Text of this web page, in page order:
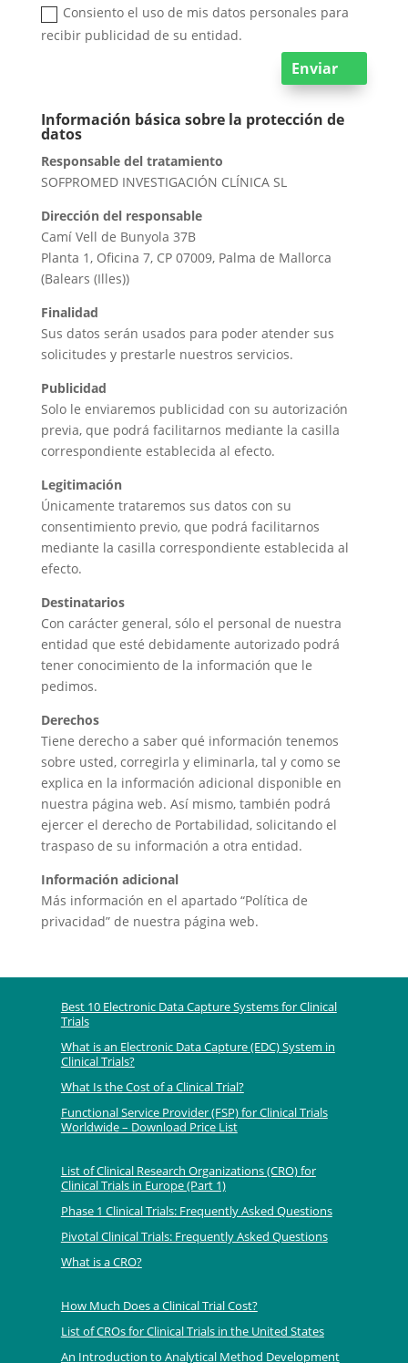
Consiento el uso de mis datos personales para
recibir publicidad de su entidad.
Enviar
Información básica sobre la protección de
datos
Responsable del tratamiento
SOFPROMED INVESTIGACIÓN CLÍNICA SL
Dirección del responsable
Camí Vell de Bunyola 37B
Planta 1, Oficina 7, CP 07009, Palma de Mallorca
(Balears (Illes))
Finalidad
Sus datos serán usados para poder atender sus
solicitudes y prestarle nuestros servicios.
Publicidad
Solo le enviaremos publicidad con su autorización
previa, que podrá facilitarnos mediante la casilla
correspondiente establecida al efecto.
Legitimación
Únicamente trataremos sus datos con su
consentimiento previo, que podrá facilitarnos
mediante la casilla correspondiente establecida al
efecto.
Destinatarios
Con carácter general, sólo el personal de nuestra
entidad que esté debidamente autorizado podrá
tener conocimiento de la información que le
pedimos.
Derechos
Tiene derecho a saber qué información tenemos
sobre usted, corregirla y eliminarla, tal y como se
explica en la información adicional disponible en
nuestra página web. Así mismo, también podrá
ejercer el derecho de Portabilidad, solicitando el
traspaso de su información a otra entidad.
Información adicional
Más información en el apartado “Política de
privacidad” de nuestra página web.
Best 10 Electronic Data Capture Systems for Clinical
Trials
What is an Electronic Data Capture (EDC) System in
Clinical Trials?
What Is the Cost of a Clinical Trial?
Functional Service Provider (FSP) for Clinical Trials
Worldwide – Download Price List
List of Clinical Research Organizations (CRO) for
Clinical Trials in Europe (Part 1)
Phase 1 Clinical Trials: Frequently Asked Questions
Pivotal Clinical Trials: Frequently Asked Questions
What is a CRO?
How Much Does a Clinical Trial Cost?
List of CROs for Clinical Trials in the United States
An Introduction to Analytical Method Development